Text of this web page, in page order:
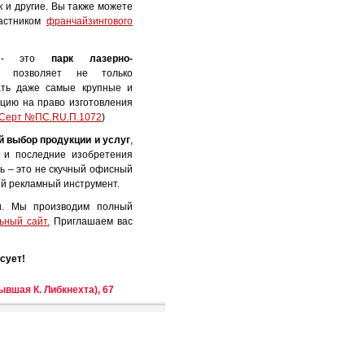
и другие. Вы также можете
франчайзингового
- этопарк лазерно-
позволяет не только
даже самые крупные и
на право изготовления
№ПС.RU.П.1072)
выбор продукции и услуг,
последние изобретения
– это не скучный офисный
рекламный инструмент.
Мы производим полный
сайт. Приглашаем вас
К. Либкнехта), 67